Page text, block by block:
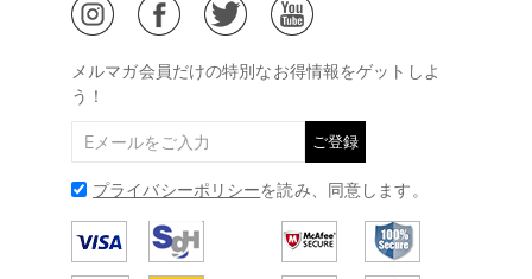
ご特定商取引法に基づく表示
Drawelry Blog
メルマガ会員だけの特別なお得情報をゲットしよ
う！
ご登録
プライバシーポリシーを読み、同意します。